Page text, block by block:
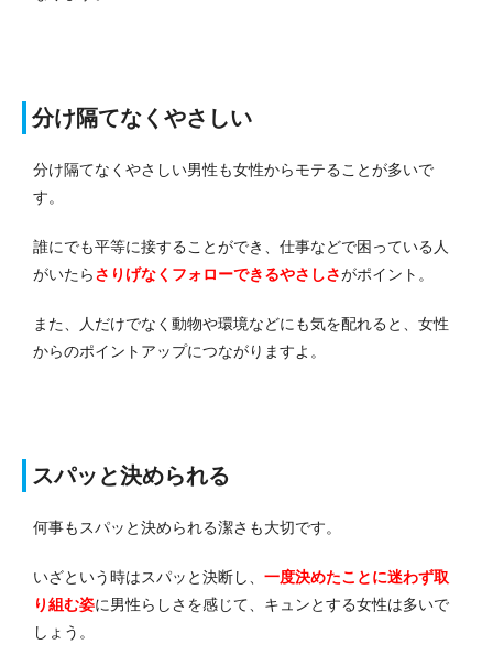
分け隔てなくやさしい
分け隔てなくやさしい男性も女性からモテることが多いで
す。
誰にでも平等に接することができ、仕事などで困っている人
がいたらさりげなくフォローできるやさしさがポイント。
また、人だけでなく動物や環境などにも気を配れると、女性
からのポイントアップにつながりますよ。
スパッと決められる
何事もスパッと決められる潔さも大切です。
いざという時はスパッと決断し、 一度決めたことに迷わず取
り組む姿に男性らしさを感じて、キュンとする女性は多いで
しょう。